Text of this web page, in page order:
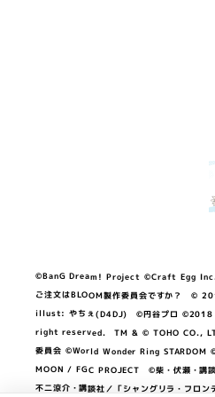
©BanG Dream! Project ©Craft Egg
ご注文はBLOOM製作委員会ですか
illust: やちぇ(D4DJ) ©円谷プロ ©2018
right reserved. TM & © TOHO CO., LTD.
委員会 ©World Wonder Ring STARDOM
MOON / FGC PROJECT ©柴・伏瀬・講
不二涼介・講談社／「シャングリラ・フロ